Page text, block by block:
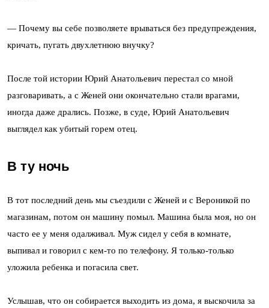
— Почему вы себе позволяете врываться без предупреждения,
кричать, пугать двухлетнюю внучку?
После той истории Юрий Анатольевич перестал со мной
разговаривать, а с Женей они окончательно стали врагами,
иногда даже дрались. Позже, в суде, Юрий Анатольевич
выглядел как убитый горем отец.
В ту ночь
В тот последний день мы съездили с Женей и с Вероникой по
магазинам, потом он машину помыл. Машина была моя, но он
часто ее у меня одалживал. Муж сидел у себя в комнате,
выпивал и говорил с кем-то по телефону. Я только-только
уложила ребенка и погасила свет.
Услышав, что он собирается выходить из дома, я выскочила за